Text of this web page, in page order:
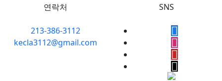
연락처
213-386-3112
kecla3112@gmail.com
SNS